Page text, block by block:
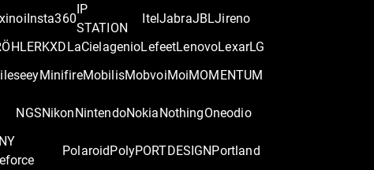
inoiInsta360
IP
STATION
ItelJabraJBLJireno
KXDLaCielagenioLefeetLenovoLexarLG
MinifireMobilisMobvoiMoiMOMENTUM
NGSNikonNintendoNokiaNothingOneodio
PolaroidPolyPORTDESIGNPortland